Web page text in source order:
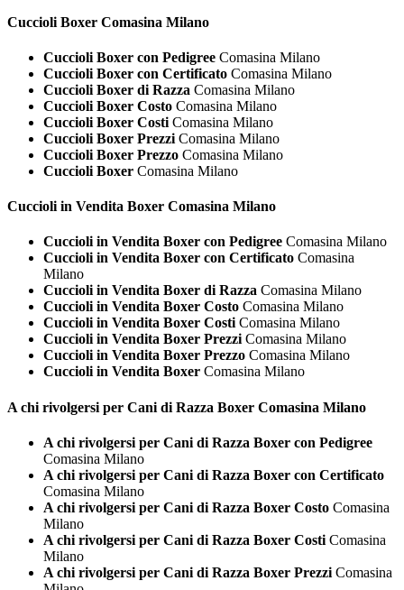
Cuccioli Boxer Comasina Milano
Cuccioli Boxer con Pedigree Comasina Milano
Cuccioli Boxer con Certificato Comasina Milano
Cuccioli Boxer di Razza Comasina Milano
Cuccioli Boxer Costo Comasina Milano
Cuccioli Boxer Costi Comasina Milano
Cuccioli Boxer Prezzi Comasina Milano
Cuccioli Boxer Prezzo Comasina Milano
Cuccioli Boxer Comasina Milano
Cuccioli in Vendita Boxer Comasina Milano
Cuccioli in Vendita Boxer con Pedigree Comasina Milano
Cuccioli in Vendita Boxer con Certificato Comasina
Milano
Cuccioli in Vendita Boxer di Razza Comasina Milano
Cuccioli in Vendita Boxer Costo Comasina Milano
Cuccioli in Vendita Boxer Costi Comasina Milano
Cuccioli in Vendita Boxer Prezzi Comasina Milano
Cuccioli in Vendita Boxer Prezzo Comasina Milano
Cuccioli in Vendita Boxer Comasina Milano
A chi rivolgersi per Cani di Razza Boxer Comasina Milano
A chi rivolgersi per Cani di Razza Boxer con Pedigree
Comasina Milano
A chi rivolgersi per Cani di Razza Boxer con Certificato
Comasina Milano
A chi rivolgersi per Cani di Razza Boxer Costo Comasina
Milano
A chi rivolgersi per Cani di Razza Boxer Costi Comasina
Milano
A chi rivolgersi per Cani di Razza Boxer Prezzi Comasina